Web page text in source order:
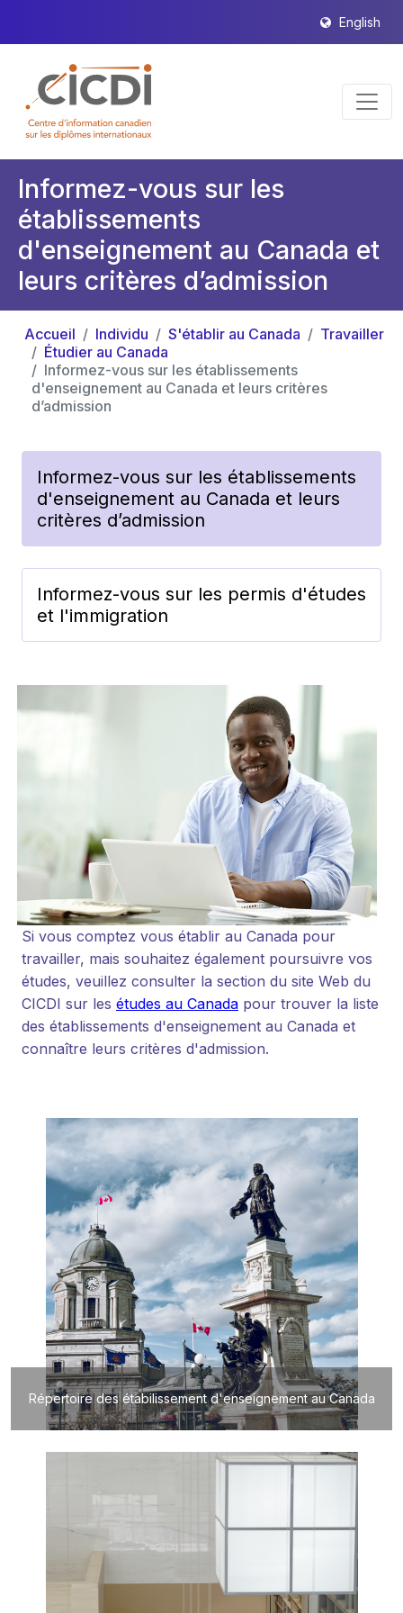
English
Informez-vous sur les
établissements
d'enseignement au Canada et
leurs critères d’admission
Accueil Individu S'établir au Canada
Travailler
Étudier au Canada
Informez-vous sur les établissements
d'enseignement au Canada et leurs critères
d’admission
Informez-vous sur les établissements
d'enseignement au Canada et leurs
critères d’admission
Informez-vous sur les permis d'études
et l'immigration
Si vous comptez vous établir au Canada pour
travailler, mais souhaitez également poursuivre vos
études, veuillez consulter la section du site Web du
CICDI sur les études au Canada pour trouver la liste
des établissements d'enseignement au Canada et
connaître leurs critères d'admission.
Répertoire des étabilissement d'enseignement au Canada